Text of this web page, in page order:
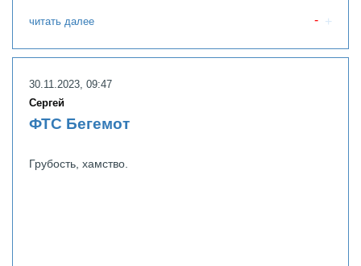
читать далее
30.11.2023, 09:47
Сергей
ФТС Бегемот
Грубость, хамство.